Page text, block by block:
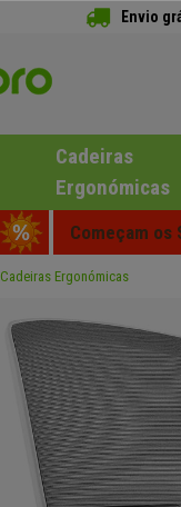
Envio
Cadeiras
Ergonómicas
Começam os
Cadeiras Ergonómicas